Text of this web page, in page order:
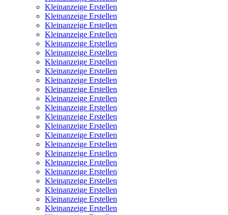
Kleinanzeige Erstellen
Kleinanzeige Erstellen
Kleinanzeige Erstellen
Kleinanzeige Erstellen
Kleinanzeige Erstellen
Kleinanzeige Erstellen
Kleinanzeige Erstellen
Kleinanzeige Erstellen
Kleinanzeige Erstellen
Kleinanzeige Erstellen
Kleinanzeige Erstellen
Kleinanzeige Erstellen
Kleinanzeige Erstellen
Kleinanzeige Erstellen
Kleinanzeige Erstellen
Kleinanzeige Erstellen
Kleinanzeige Erstellen
Kleinanzeige Erstellen
Kleinanzeige Erstellen
Kleinanzeige Erstellen
Kleinanzeige Erstellen
Kleinanzeige Erstellen
Kleinanzeige Erstellen